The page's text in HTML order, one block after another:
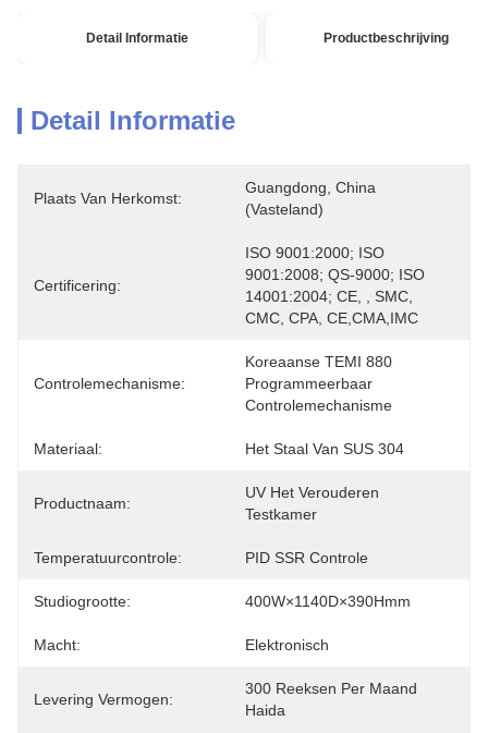
Detail Informatie Productbeschrijving
Detail Informatie
Plaats Van Herkomst:
Guangdong, China
(vasteland)
Certificering:
ISO 9001:2000; ISO
9001:2008; QS-9000; ISO
14001:2004; CE, , SMC,
CMC, CPA, CE,CMA,IMC
Controlemechanisme:
Koreaanse TEMI 880
Programmeerbaar
Controlemechanisme
Materiaal: Het Staal Van SUS 304
Productnaam:
UV Het Verouderen
Testkamer
Temperatuurcontrole: PID SSR Controle
Studiogrootte: 400W×1140D×390Hmm
Macht: Elektronisch
Levering Vermogen:
300 Reeksen Per Maand
Haida